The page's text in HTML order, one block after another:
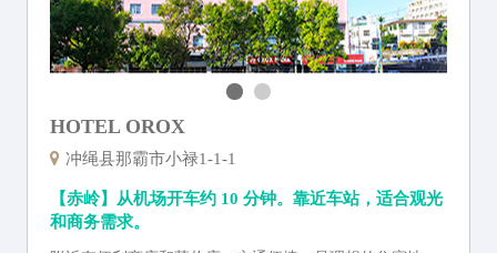
HOTEL OROX
冲绳县那霸市小禄1-1-1
【赤岭】从机场开车约 10 分钟。靠近车站，适合观光
和商务需求。